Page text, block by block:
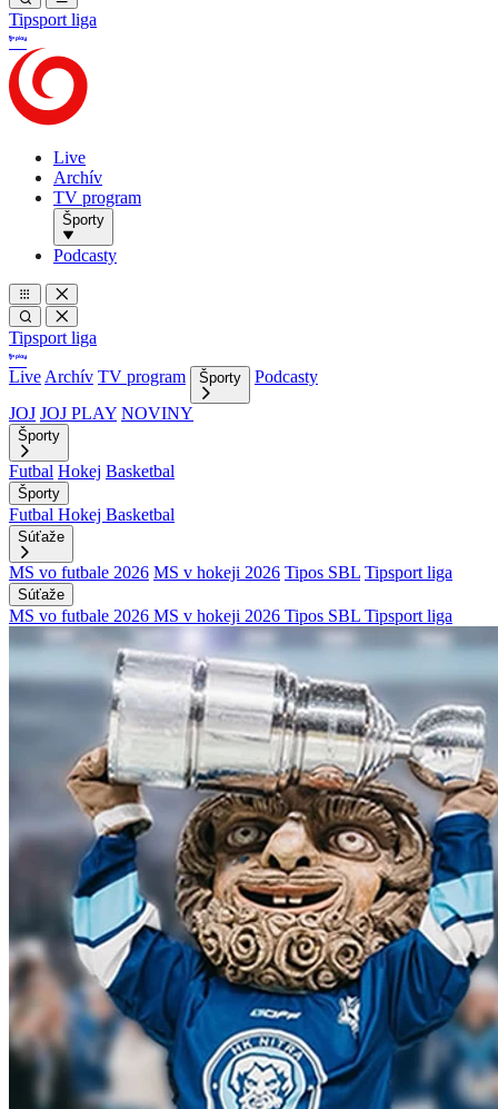
Tipsport liga
Live
Archív
TV program
Športy
Podcasty
Tipsport liga
Live Archív TV program Športy
Podcasty
JOJ JOJ PLAY NOVINY
Športy
Futbal Hokej Basketbal
Športy
Futbal Hokej Basketbal
Súťaže
MS vo futbale 2026 MS v hokeji 2026 Tipos SBL Tipsport liga
Súťaže
MS vo futbale 2026 MS v hokeji 2026 Tipos SBL Tipsport liga